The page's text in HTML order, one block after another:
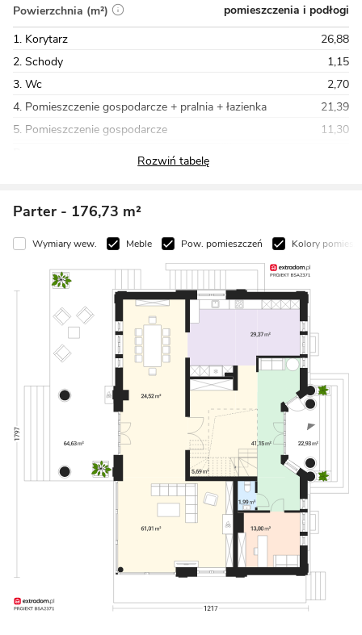
Powierzchnia (m²)
pomieszczenia i podłogi
1. Korytarz
26,88
2. Schody
1,15
3. Wc
2,70
4. Pomieszczenie gospodarcze + pralnia + łazienka
21,39
5. Pomieszczenie gospodarcze
11,30
Parter - 176,73 m²
Wymiary wew. Meble Pow. pomieszczeń Kolory